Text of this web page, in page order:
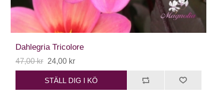
Dahlegria Tricolore
47,00 kr 24,00 kr
STÄLL DIG I KÖ